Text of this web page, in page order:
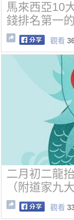
馬來西亞10
錢排名第一
0！！
觀看
二月初二龍
（附道家九
觀看